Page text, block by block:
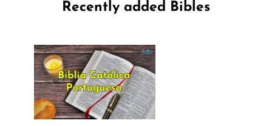
Recently added Bibles